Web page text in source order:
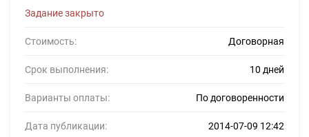
Задание закрыто
Стоимость: Договорная
Срок выполнения: 10 дней
Варианты оплаты: По договоренности
Дата публикации: 2014-07-09 12:42